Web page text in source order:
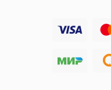
Хабаровск